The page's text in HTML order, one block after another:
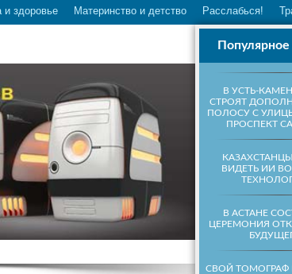
и здоровье Материнство и детство Расслабься!
Популярное
В УСТЬ-
СТРОЯТ
ПОЛОСУ С
ПРОСПЕКТ
ВИДЕТЬ ИИ
В АСТАНЕ
ЦЕРЕМОНИЯ
СВОЙ ТОМОГРАФ